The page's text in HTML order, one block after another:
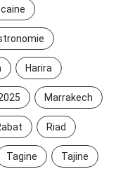
Harira
Marrakech
Riad
Tagine Tajine